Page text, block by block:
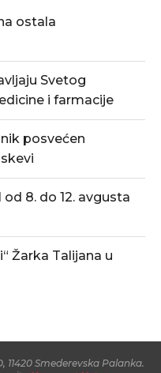
ostala
Svetog
i farmacije
posvećen
8. do 12. avgusta
Žarka Talijana u
11420 Smederevska Palanka.